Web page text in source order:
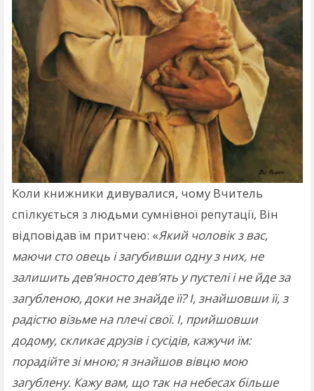
Коли книжники дивувалися, чому Вчитель
спілкується з людьми сумнівної репутації, Він
відповідав їм притчею: «Який чоловік з вас,
маючи сто овець і загубивши одну з них, не
залишить дев’яносто дев’ять у пустелі і не йде за
загубленою, доки не знайде її? І, знайшовши її, з
радістю візьме на плечі свої. І, прийшовши
додому, скликає друзів і сусідів, кажучи їм:
порадійте зі мною; я знайшов вівцю мою
загублену. Кажу вам, що так на небесах більше